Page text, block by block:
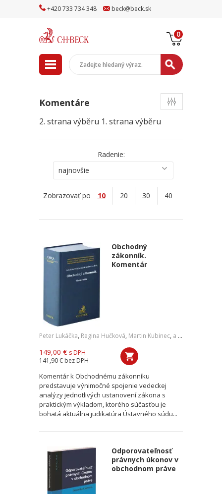
+420733 734348 beck@beck.sk
0
Komentáre
2. strana výběru 1. strana výběru
Radenie:
najnovšie
Zobrazovať po 10 20 30 40
Obchodný
zákonník.
Komentár
Peter Lukáčka, Regina Hučková, Martin Kubinec, a kol.
149,00 € s DPH
141,90 € bez DPH
Komentár k Obchodnému zákonníku
predstavuje výnimočné spojenie vedeckej
analýzy jednotlivých ustanovení zákona s
praktickým výkladom, ktorého súčasťou je
bohatá aktuálna judikatúra Ústavného súdu...
Odporovateľnosť
právnych úkonov v
obchodnom práve